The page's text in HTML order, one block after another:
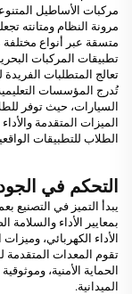
مركبات الأساطيل
مرونة النظام ومتانته
متسقة عبر أنواع مختلفة
تطبيقات المركبات
تعالج المتطلبات
تُدرج المؤسسات
السيارات، حيث توفر
الميزات المتقدمة
الطلاب للتطبيقات
التحكم في
يبدأ التميز في
بمعايير الأداء
الأداء الكهربائي،
تقوم المعدات المتقدمة
الحماية الأمنية،
الميدانية.